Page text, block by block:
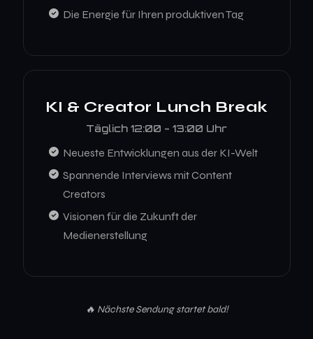
Die Energie für Ihren produktiven Tag
KI & Creator Lunch Break
Täglich 12:00 - 13:00 Uhr
Neueste Entwicklungen aus der KI-Welt
Spannende Interviews mit Content
Creators
Visionen für die Zukunft der
Medienerstellung
🔥 Nächste Sendung startet bald!